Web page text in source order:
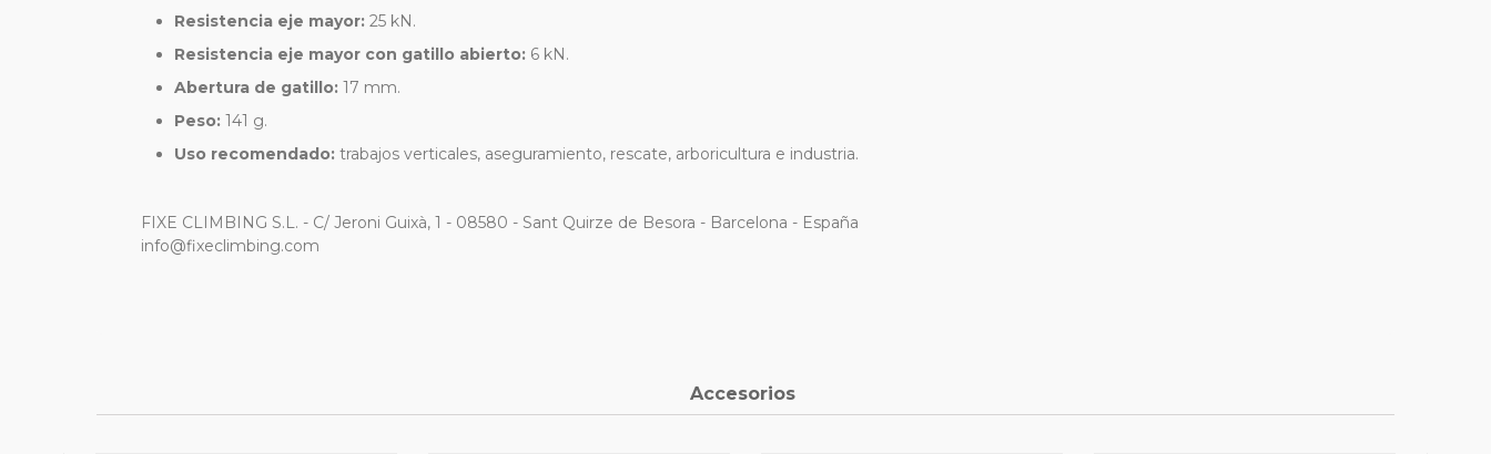
Resistencia eje mayor: 25 kN.
Resistencia eje mayor con gatillo abierto: 6 kN.
Abertura de gatillo: 17 mm.
Peso: 141 g.
Uso recomendado: trabajos verticales, aseguramiento, rescate, arboricultura e industria.
FIXE CLIMBING S.L. - C/ Jeroni Guixà, 1 - 08580 - Sant Quirze de Besora - Barcelona - España
info@fixeclimbing.com
Accesorios